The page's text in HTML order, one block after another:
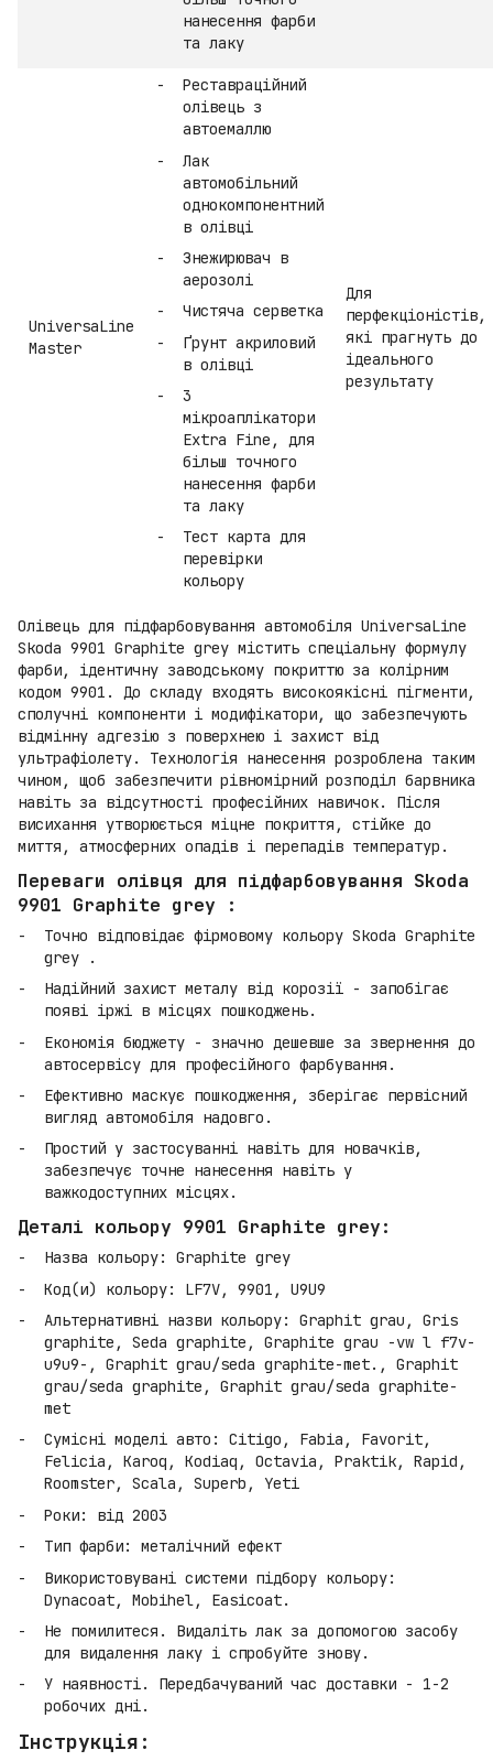
нанесення фарби
та лаку
UniversaLine
Master
Реставраційний
олівець з
автоемаллю
Лак
автомобільний
однокомпонентний
в олівці
Знежирювач в
аерозолі
Чистяча серветка
Ґрунт акриловий
в олівці
3
мікроаплікатори
Extra Fine, для
більш точного
нанесення фарби
та лаку
Тест карта для
перевірки
кольору
Для
перфекціоністів,
які прагнуть до
ідеального
результату
Олівець для підфарбовування автомобіля UniversaLine
Skoda 9901 Graphite grey містить спеціальну формулу
фарби, ідентичну заводському покриттю за колірним
кодом 9901. До складу входять високоякісні пігменти,
сполучні компоненти і модифікатори, що забезпечують
відмінну адгезію з поверхнею і захист від
ультрафіолету. Технологія нанесення розроблена таким
чином, щоб забезпечити рівномірний розподіл барвника
навіть за відсутності професійних навичок. Після
висихання утворюється міцне покриття, стійке до
миття, атмосферних опадів і перепадів температур.
Переваги олівця для підфарбовування Skoda
9901 Graphite grey :
Точно відповідає фірмовому кольору Skoda Graphite
grey .
Надійний захист металу від корозії - запобігає
появі іржі в місцях пошкоджень.
Економія бюджету - значно дешевше за звернення до
автосервісу для професійного фарбування.
Ефективно маскує пошкодження, зберігає первісний
вигляд автомобіля надовго.
Простий у застосуванні навіть для новачків,
забезпечує точне нанесення навіть у
важкодоступних місцях.
Деталі кольору 9901 Graphite grey:
Назва кольору: Graphite grey
Код(и) кольору: LF7V, 9901, U9U9
Альтернативні назви кольору: Graphit grau, Gris
graphite, Seda graphite, Graphite grau -vw l f7v-
u9u9-, Graphit grau/seda graphite-met., Graphit
grau/seda graphite, Graphit grau/seda graphite-
met
Сумісні моделі авто: Citigo, Fabia, Favorit,
Felicia, Karoq, Kodiaq, Octavia, Praktik, Rapid,
Roomster, Scala, Superb, Yeti
Роки: від 2003
Тип фарби: металічний ефект
Використовувані системи підбору кольору:
Dynacoat, Mobihel, Easicoat.
Не помилитеся. Видаліть лак за допомогою засобу
для видалення лаку і спробуйте знову.
У наявності. Передбачуваний час доставки - 1-2
робочих дні.
Інструкція: